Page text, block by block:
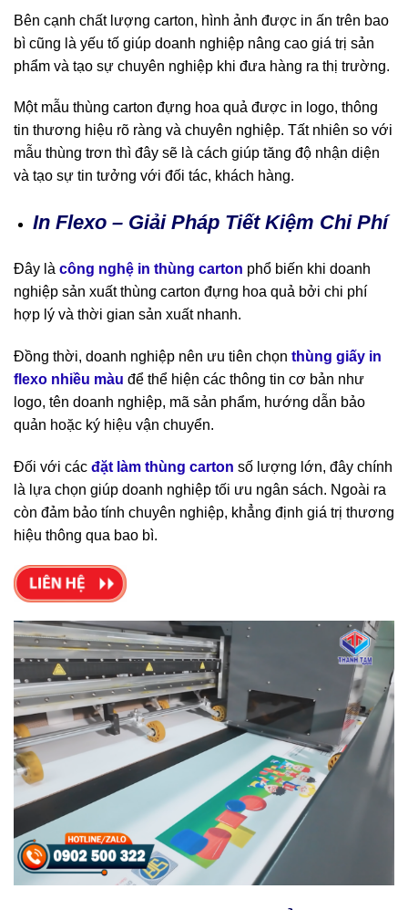
Bên cạnh chất lượng carton, hình ảnh được in ấn trên bao
bì cũng là yếu tố giúp doanh nghiệp nâng cao giá trị sản
phẩm và tạo sự chuyên nghiệp khi đưa hàng ra thị trường.
Một mẫu thùng carton đựng hoa quả được in logo, thông
tin thương hiệu rõ ràng và chuyên nghiệp. Tất nhiên so với
mẫu thùng trơn thì đây sẽ là cách giúp tăng độ nhận diện
và tạo sự tin tưởng với đối tác, khách hàng.
In Flexo – Giải Pháp Tiết Kiệm Chi Phí
Đây là công nghệ in thùng carton phổ biến khi doanh
nghiệp sản xuất thùng carton đựng hoa quả bởi chi phí
hợp lý và thời gian sản xuất nhanh.
Đồng thời, doanh nghiệp nên ưu tiên chọn thùng giấy in
flexo nhiều màu để thể hiện các thông tin cơ bản như
logo, tên doanh nghiệp, mã sản phẩm, hướng dẫn bảo
quản hoặc ký hiệu vận chuyển.
Đối với các đặt làm thùng carton số lượng lớn, đây chính
là lựa chọn giúp doanh nghiệp tối ưu ngân sách. Ngoài ra
còn đảm bảo tính chuyên nghiệp, khẳng định giá trị thương
hiệu thông qua bao bì.